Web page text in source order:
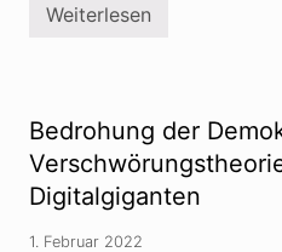
S
a
t
i
o
n
a
l
Weiterlesen
Bedrohung der
Digitalgiganten
1. Februar 2022